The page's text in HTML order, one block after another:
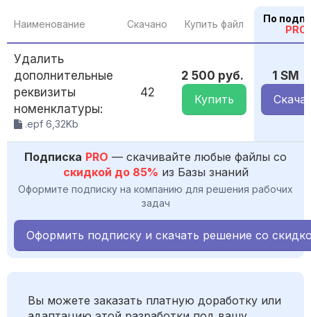
Наименование Скачано Купить файл
По
PRO
Удалить
дополнительные
реквизиты
номенклатуры:
.epf 6,32Kb
42
2 500 руб.
Купить
1 SM
Подписка PRO — скачивайте любые файлы со
скидкой до 85% из Базы знаний
Оформите подписку на компанию для решения рабочих
задач
Оформить подписку и скачать решение со
Вы можете заказать платную доработку или